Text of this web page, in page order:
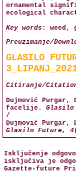
ornamental
ecological
Key words : weed,
Preuzimanje/
Citiranje/
Dujmović
facelije.
/
Dujmović
Glasilo Future, 4
Isključenje
isključiva je
Gazette-future